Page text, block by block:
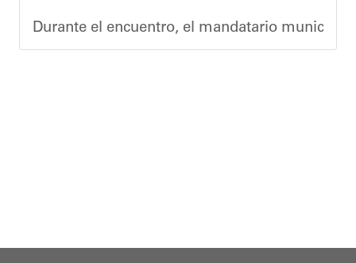
Durante el encuentro, el mandatario
Oskarina Rosso.